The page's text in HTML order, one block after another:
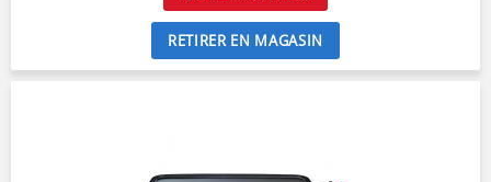
RETIRER EN MAGASIN